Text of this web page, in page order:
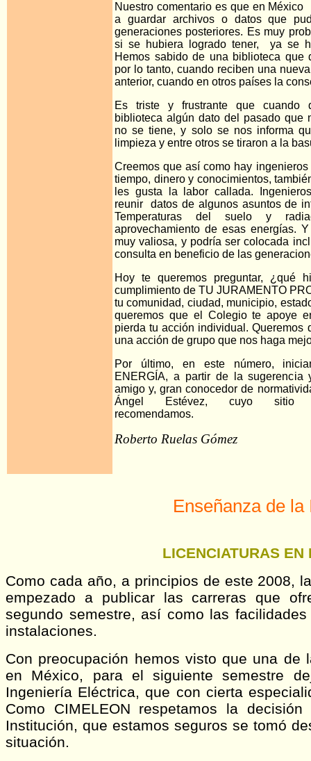
Nuestro comentario es que en México
a guardar archivos o datos que
generaciones posteriores. Es muy
si se hubiera logrado tener, ya se
Hemos sabido de una biblioteca que
por lo tanto, cuando reciben una
anterior, cuando en otros países la
Es triste y frustrante que cuando
biblioteca algún dato del pasado que
no se tiene, y solo se nos informa
limpieza y entre otros se tiraron a la
Creemos que así como hay
tiempo, dinero y conocimientos,
les gusta la labor callada.
reunir datos de algunos asuntos de
Temperaturas del suelo y
aprovechamiento de esas energías.
muy valiosa, y podría ser colocada
consulta en beneficio de las
Hoy te queremos preguntar, ¿qué
cumplimiento de TU JURAMENTO
tu comunidad, ciudad, municipio,
queremos que el Colegio te apoye
pierda tu acción individual. Queremos
una acción de grupo que nos haga
Por último, en este número,
ENERGÍA, a partir de la sugerencia
amigo y, gran conocedor de
Ángel Estévez, cuyo sitio
recomendamos.
Roberto Ruelas Gómez
Enseñanza de la
LICENCIATURAS EN
Como cada año, a principios de este 2008,
empezado a publicar las carreras que
segundo semestre, así como las
instalaciones.
Con preocupación hemos visto que una de
en México, para el siguiente semestre
Ingeniería Eléctrica, que con cierta
Como CIMELEON respetamos la
Institución, que estamos seguros se tomó
situación.